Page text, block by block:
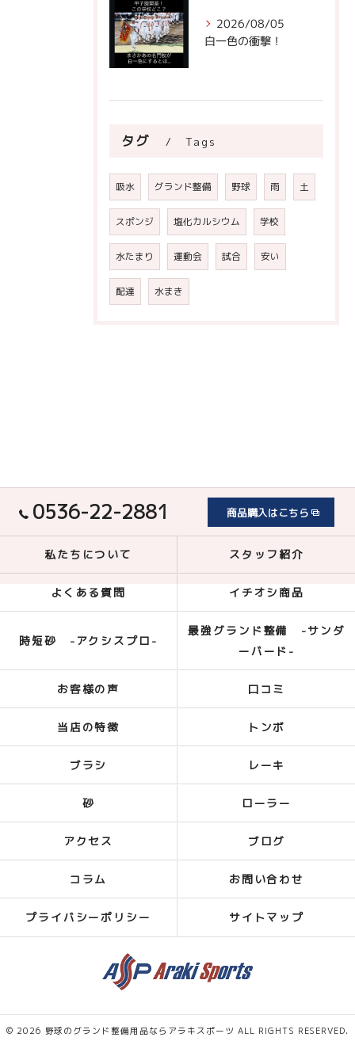
2026/08/05
白一色の衝撃！
タグ Tags
吸水 グランド整備 野球 雨 土
スポンジ 塩化カルシウム 学校
水たまり 運動会 試合 安い
配達 水まき
0536-22-2881 商品購入はこちら
私たちについて スタッフ紹介
よくある質問 イチオシ商品
時短砂 -アクシスプロ-
最強グランド整備 -サンダ
ーバード-
お客様の声 口コミ
当店の特徴 トンボ
ブラシ レーキ
砂 ローラー
アクセス ブログ
コラム お問い合わせ
プライバシーポリシー サイトマップ
© 2026 野球のグランド整備用品ならアラキスポーツ ALL RIGHTS RESERVED.